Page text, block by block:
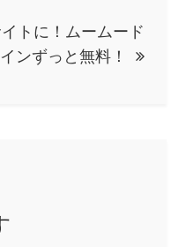
トに！ムームード
ンずっと無料！